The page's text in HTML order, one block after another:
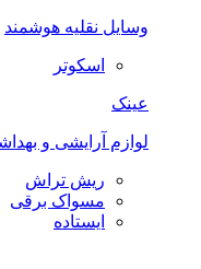
وسایل نقلیه هوشمند
اسکوتر
عینک
لوازم آرایشی و
ریش تراش
مسواک برقی
ایستاده